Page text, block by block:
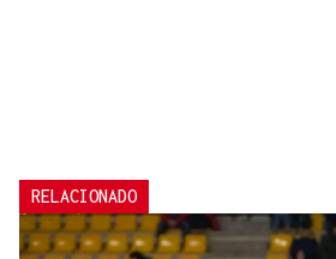
RELACIONADO